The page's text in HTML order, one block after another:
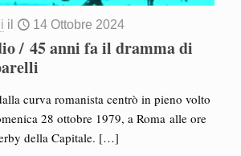
il 14 Ottobre 2024
/ 45 anni fa il dramma di
curva romanista centrò in pieno volto
28 ottobre 1979, a Roma alle ore
della Capitale. […]